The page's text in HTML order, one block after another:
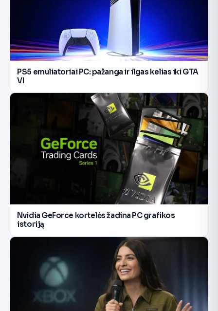
PS5 emuliatoriai PC: pažanga ir ilgas kelias iki GTA
VI
Nvidia GeForce kortelės žadina PC grafikos
istoriją